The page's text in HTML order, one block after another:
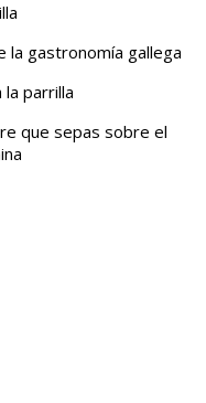
la gastronomía gallega
parrilla
que sepas sobre el